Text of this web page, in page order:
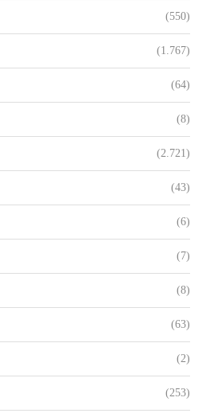
(550)
(1.767)
(64)
(8)
(2.721)
(43)
(6)
(7)
(8)
(63)
(2)
(253)